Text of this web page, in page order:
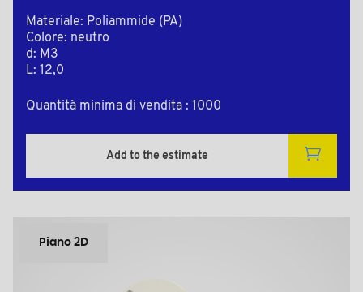
Materiale: Poliammide (PA)
Colore: neutro
d: M3
L: 12,0
Quantità minima di vendita : 1000
Add to the estimate
Piano 2D